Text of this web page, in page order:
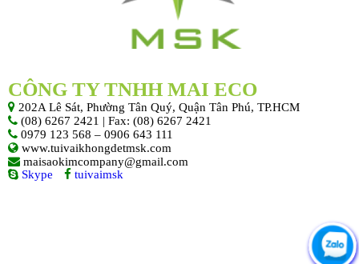
CÔNG TY TNHH MAI ECO
202A Lê Sát, Phường Tân Quý, Quận Tân Phú, TP.HCM
(08) 6267 2421 | Fax: (08) 6267 2421
0979 123 568 – 0906 643 111
www.tuivaikhongdetmsk.com
maisaokimcompany@gmail.com
Skype
tuivaimsk